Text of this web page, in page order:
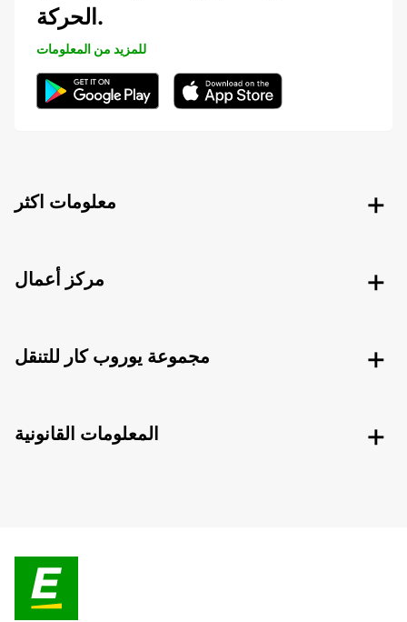
الحركة.
للمزيد من المعلومات
معلومات اكثر
مركز أعمال
مجموعة يوروب كار للتنقل
المعلومات القانونية